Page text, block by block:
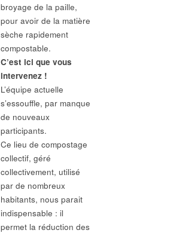
broyage de la paille,
pour avoir de la matière
sèche rapidement
compostable.
C’est ici que vous
intervenez !
L’équipe actuelle
s’essouffle, par manque
de nouveaux
participants.
Ce lieu de compostage
collectif, géré
collectivement, utilisé
par de nombreux
habitants, nous parait
indispensable : il
permet la réduction des